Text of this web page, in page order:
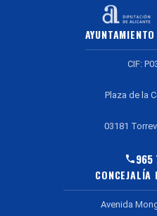
CIF:
Plaza de la
03181
965
CONCEJALÍA
Avenida